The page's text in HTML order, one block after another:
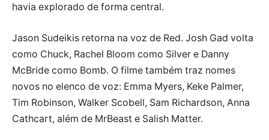
havia explorado de forma central.
Jason Sudeikis retorna na voz de Red. Josh Gad volta
como Chuck, Rachel Bloom como Silver e Danny
McBride como Bomb. O filme também traz nomes
novos no elenco de voz: Emma Myers, Keke Palmer,
Tim Robinson, Walker Scobell, Sam Richardson, Anna
Cathcart, além de MrBeast e Salish Matter.